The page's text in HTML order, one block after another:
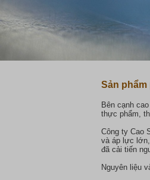
Sản phẩm
Bên cạnh
thực phẩm,
Công ty Cao
và áp lực
đã cải tiến
Nguyên liệu